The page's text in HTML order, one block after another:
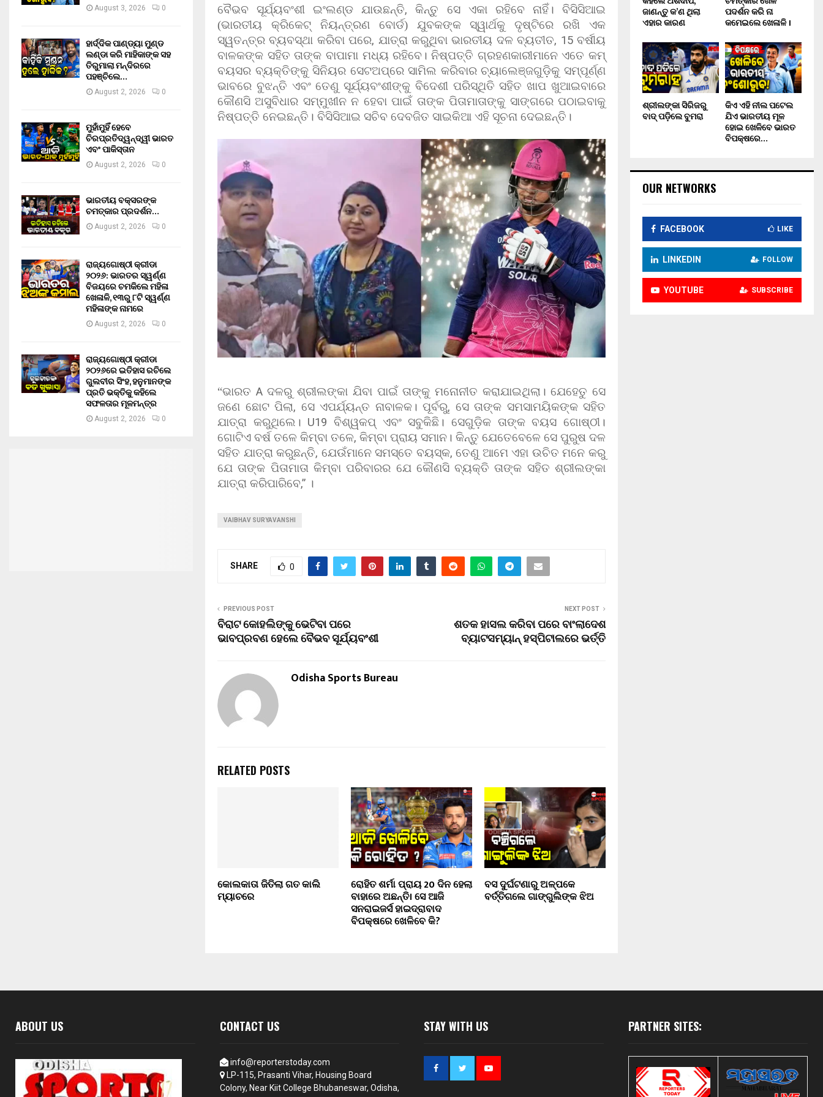
ବୈଭବ ସୂର୍ଯ୍ୟବଂଶୀ ଇଂଲଣ୍ଡ ଯାଉଛନ୍ତି,କିନ୍ତୁ ସେ ଏକା ରହିବେ ନାହିଁ। ବିସିସିଆଇ
(ଭାରତୀୟ କ୍ରିକେଟ୍ ନିୟନ୍ତ୍ରଣ ବୋର୍ଡ) ଯୁବକଙ୍କ ସ୍ୱାର୍ଥକୁ ଦୃଷ୍ଟିରେ ରଖି ଏକ
ସ୍ୱତନ୍ତ୍ର ବ୍ୟବସ୍ଥା କରିବା ପରେ, ଯାତ୍ରା କରୁଥିବା ଭାରତୀୟ ଦଳ ବ୍ୟତୀତ, 15ବର୍ଷୀୟ
ବାଳକଙ୍କ ସହିତ ତାଙ୍କ ବାପାମା ମଧ୍ୟ ରହିବେ। ନିଷ୍ପତ୍ତି ଗ୍ରହଣକାରୀମାନେ ଏତେ କମ୍
ବୟସର ବ୍ୟକ୍ତିଙ୍କୁ ସିନିୟର ସେଟଅପ୍‌ରେ ସାମିଲ କରିବାର ଚ୍ୟାଲେଞ୍ଜଗୁଡ଼ିକୁ ସମ୍ପୂର୍ଣ୍ଣ
ଭାବରେ ବୁଝନ୍ତି ଏବଂ ତେଣୁ ସୂର୍ଯ୍ୟବଂଶୀଙ୍କୁ ବିଦେଶୀ ପରିସ୍ଥିତି ସହିତ ଖାପ ଖୁଆଇବାରେ
କୌଣସି ଅସୁବିଧାର ସମ୍ମୁଖୀନ ନ ହେବା ପାଇଁ ତାଙ୍କ ପିତାମାତାଙ୍କୁ ସାଙ୍ଗରେ ପଠାଇବାକୁ
ନିଷ୍ପତ୍ତି ନେଇଛନ୍ତି। ବିସିସିଆଇ ସଚିବ ଦେବଜିତ ସାଇକିଆ ଏହି ସୂଚନା ଦେଇଛନ୍ତି।
“ଭାରତ Aଦଳରୁ ଶ୍ରୀଲଙ୍କା ଯିବା ପାଇଁ ତାଙ୍କୁ ମନୋନୀତ କରାଯାଇଥିଲା। ଯେହେତୁ ସେ
ଜଣେ ଛୋଟ ପିଲା, ସେ ଏପର୍ଯ୍ୟନ୍ତ ନାବାଳକ। ପୂର୍ବରୁ, ସେ ତାଙ୍କ ସମସାମୟିକଙ୍କ ସହିତ
ଯାତ୍ରା କରୁଥିଲେ। U19 ବିଶ୍ୱକପ୍ ଏବଂ ସବୁକିଛି। ସେଗୁଡ଼ିକ ତାଙ୍କ ବୟସ ଗୋଷ୍ଠୀ।
ଗୋଟିଏ ବର୍ଷ ତଳେ କିମ୍ବା ତଳେ, କିମ୍ବା ପ୍ରାୟ ସମାନ। କିନ୍ତୁ ଯେତେବେଳେ ସେ ପୁରୁଷ ଦଳ
ସହିତ ଯାତ୍ରା କରୁଛନ୍ତି, ଯେଉଁମାନେ ସମସ୍ତେ ବୟସ୍କ,ତେଣୁ ଆମେ ଏହା ଉଚିତ ମନେ କରୁ
ଯେ ତାଙ୍କ ପିତାମାତା କିମ୍ବା ପରିବାରର ଯେ କୌଣସି ବ୍ୟକ୍ତି ତାଙ୍କ ସହିତ ଶ୍ରୀଲଙ୍କା
ଯାତ୍ରା କରିପାରିବେ,” ।
VAIBHAV SURYAVANSHI
SHARE 0
PREVIOUS POST
ବିରାଟ କୋହଲିଙ୍କୁ ଭେଟିବା ପରେ
ଭାବପ୍ରବଣ ହେଲେ ବୈଭବ ସୂର୍ଯ୍ୟବଂଶୀ
NEXT POST
ଶତକ ହାସଲ କରିବା ପରେ ବାଂଲାଦେଶ
ବ୍ୟାଟସମ୍ୟାନ୍ ହସ୍ପିଟାଲରେ ଭର୍ତ୍ତି
Odisha Sports Bureau
RELATED POSTS
କୋଲକାତା ଜିତିଲା ଗତ କାଲି
ମ୍ୟାଚରେ
ରୋହିତ ଶର୍ମା ପ୍ରାୟ 20 ଦିନ ହେଲା
ବାହାରେ ଅଛନ୍ତି। ସେ ଆଜି
ସନରାଇଜର୍ସ ହାଇଦ୍ରାବାଦ
ବିପକ୍ଷରେ ଖେଳିବେ କି?
ବସ ଦୁର୍ଘଟଣାରୁ ଅଳ୍ପକେ
ବର୍ତ୍ତିଗଲେ ଗାଙ୍ଗୁଲିଙ୍କ ଝିଅ
August 3, 2026 0
ହାର୍ଦ୍ଦିକ ପାଣ୍ଡ୍ୟା ମୁଣ୍ଡ
ଲଣ୍ଡା କରି ମାହିକାଙ୍କ ସହ
ତିରୁମାଲା ମନ୍ଦିରରେ
ପହଞ୍ଚିଲେ…
August 2, 2026 0
ମୁହାଁମୁହିଁ ହେବେ
ଚିରପ୍ରତିଦ୍ୱନ୍ଦ୍ୱୀ ଭାରତ
ଏବଂ ପାକିସ୍ତାନ
August 2, 2026 0
ଭାରତୀୟ ବକ୍ସରଙ୍କ
ଚମତ୍କାର ପ୍ରଦର୍ଶନ…
August 2, 2026 0
ରାଜ୍ୟଗୋଷ୍ଠୀ କ୍ରୀଡା
୨୦୨୬: ଭାରତର ସ୍ୱର୍ଣ୍ଣ
ବିଜୟରେ ଚମକିଲେ ମହିଳା
ଖେଳାଳି, ୧୩ରୁ ୮ଟି ସ୍ୱର୍ଣ୍ଣ
ମହିଳାଙ୍କ ନାମରେ
August 2, 2026 0
ରାଜ୍ୟଗୋଷ୍ଠୀ କ୍ରୀଡା
୨୦୨୬ରେ ଇତିହାସ ରଚିଲେ
ଗୁଲବୀର ସିଂହ, ହନୁମାନଙ୍କ
ପ୍ରତି ଭକ୍ତିକୁ କହିଲେ
ସଫଳତାର ମୂଳମନ୍ତ୍ର
August 2, 2026 0
ଜାଣନ୍ତୁ କ’ଣ ଥିଲା
ଏହାର କାରଣ
ପଦର୍ଶନ କରି ନା
କମେଇଲେ ଖେଳାଳି ।
ଶ୍ରୀଲଙ୍କା ସିରିଜରୁ
ବାଦ୍ ପଡ଼ିଲେ ବୁମରା
କିଏ ଏହି ନୀଲ ପଟେଲ
ଯିଏ ଭାରତୀୟ ମୂଳ
ହୋଇ ଖେଳିବେ ଭାରତ
ବିପକ୍ଷରେ…
OUR NETWORKS
FACEBOOK LIKE
LINKEDIN FOLLOW
YOUTUBE SUBSCRIBE
ABOUT US CONTACT US
info@reporterstoday.com
LP-115, Prasanti Vihar, Housing Board
Colony, Near Kiit College Bhubaneswar, Odisha,
STAY WITH US PARTNER SITES: